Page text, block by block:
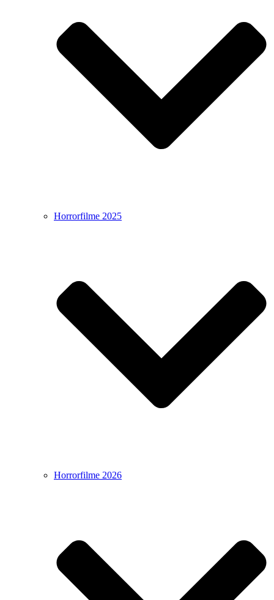
Horrorfilme 2025
Horrorfilme 2026